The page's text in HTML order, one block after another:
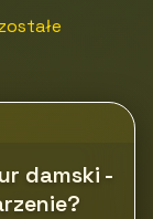
damski -